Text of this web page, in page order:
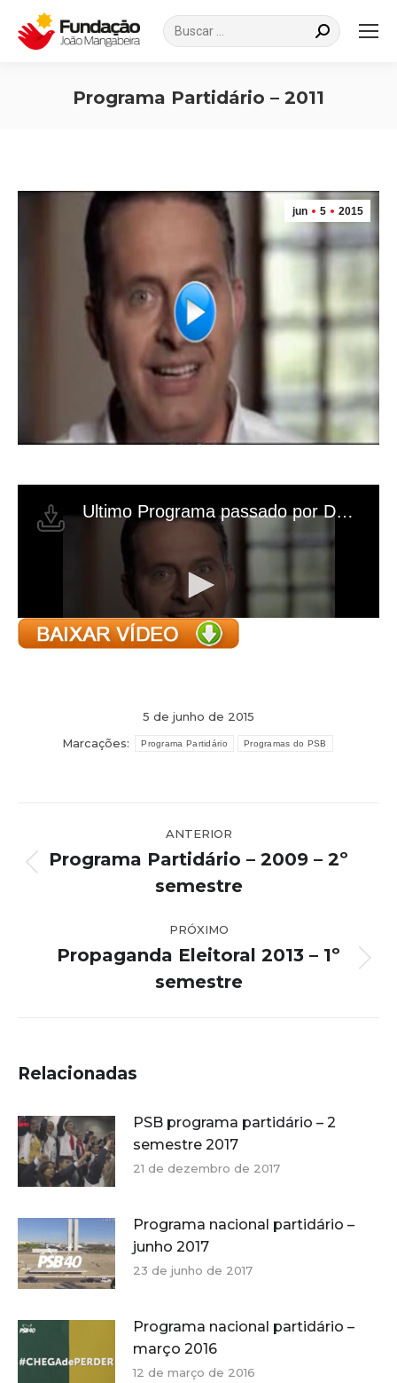
Search:
Programa Partidário – 2011
jun 5 2015
5 de junho de 2015
Marcações:
Programa Partidário Programas do PSB
de
post:
ANTERIOR
anterior:
Programa Partidário – 2009 – 2º
semestre
PRÓXIMO
post:
Propaganda Eleitoral 2013 – 1º
semestre
Relacionadas
PSB programa partidário – 2
semestre 2017
21 de dezembro de 2017
Programa nacional partidário –
junho 2017
23 de junho de 2017
Programa nacional partidário –
março 2016
12 de março de 2016